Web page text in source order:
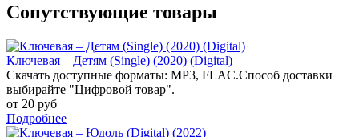
Сопутствующие товары
Ключевая – Детям (Single) (2020) (Digital)
Скачать доступные форматы: MP3, FLAC.Способ доставки
выбирайте "Цифровой товар".
от 20 руб
Подробнее